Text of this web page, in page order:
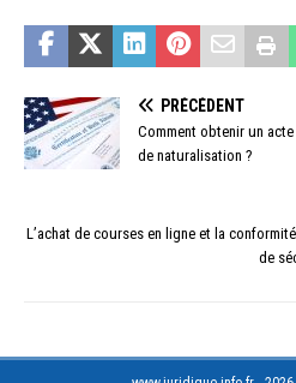
PRÉCÉDENT
Comment obtenir un
de naturalisation ?
L’achat de courses en ligne et la
de